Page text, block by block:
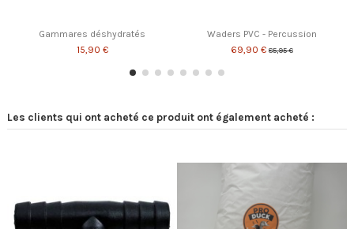
Gammares déshydratés
15,90 €
Waders PVC - Percussion
69,90 € 85,95 €
Les clients qui ont acheté ce produit ont également acheté :